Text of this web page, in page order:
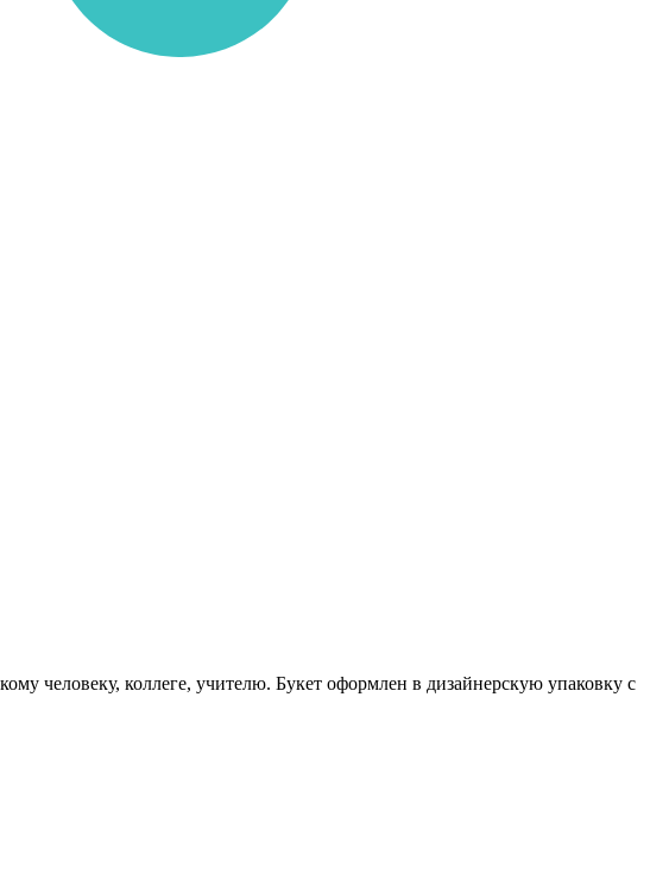
человеку, коллеге, учителю. Букет оформлен в дизайнерскую упаковку с